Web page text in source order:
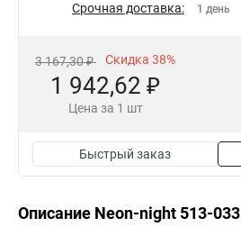
Срочная доставка: 1 день
3 167,30 ₽ Скидка 38%
1 942,62 ₽
Цена за 1 шт
Быстрый заказ
Описание Neon-night 513-033